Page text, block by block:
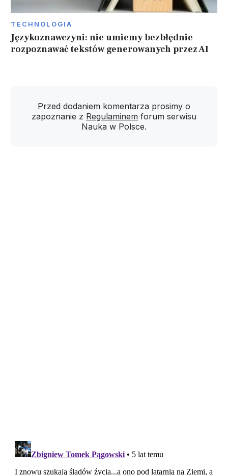
TECHNOLOGIA
Językoznawczyni: nie umiemy bezbłędnie
rozpoznawać tekstów generowanych przez AI
Przed dodaniem komentarza prosimy o
zapoznanie z Regulaminem forum serwisu
Nauka w Polsce.